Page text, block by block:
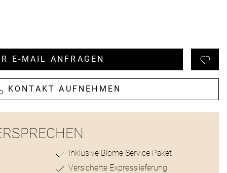
E-MAIL ANFRAGEN
KONTAKT AUFNEHMEN
Inklusive Blome Service Paket
Versicherte Expresslieferung